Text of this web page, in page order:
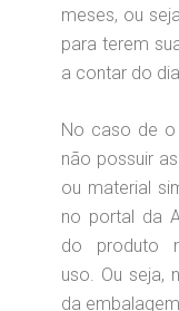
meses, ou
para terem
a contar do
No caso de o
não possuir
ou material
no portal da
do produto
uso. Ou seja,
da